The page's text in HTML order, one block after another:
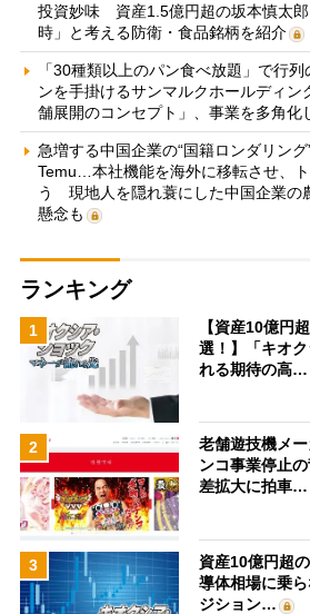
投資妙味 資産1.5億円超の坂本慎太
時」と考える防衛・食品銘柄を紹介
「30種類以上のパン食べ放題」で行
ンを手掛けるサンマルクホールディ
舗展開のコンセプト」、事業を多角化
急増する中国企業の“国籍ロンダリン
Temu…本社機能を海外に移転させ、
う 現地人を隠れ蓑にした中国企業の
懸念も
ランキング
1
【資産10億円
選！】「キオ
れる期待の高…
2
老舗遊技機メ
ンコ事業停止
差拡大に拍車…
3
資産10億円超
導体相場に乗
ジション…